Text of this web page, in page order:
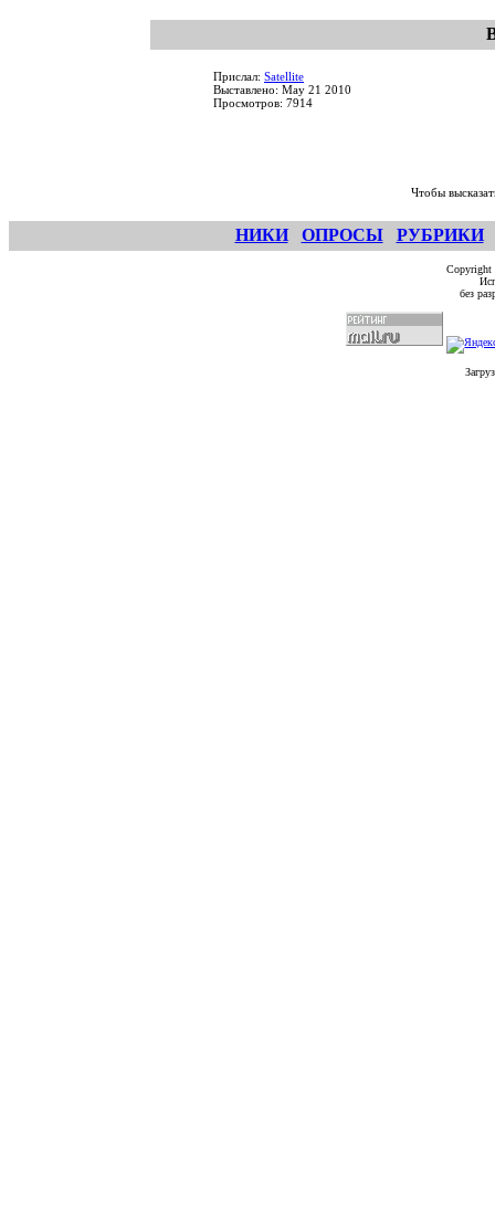
Прислал: Satellite
Выставлено: May 21 2010
Просмотров: 7914
Чтобы
НИКИ ОПРОСЫ РУБРИКИ
без